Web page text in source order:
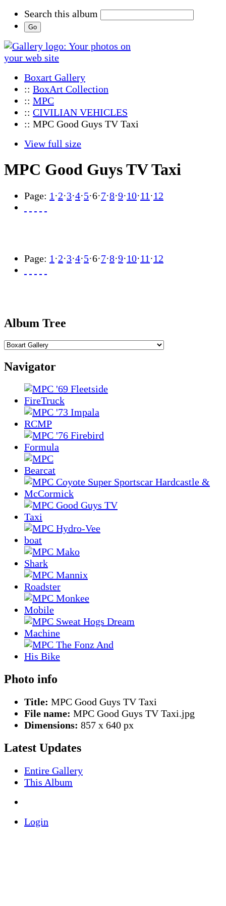
Search this album
Boxart Gallery
:: BoxArt Collection
:: MPC
:: CIVILIAN VEHICLES
:: MPC Good Guys TV Taxi
View full size
MPC Good Guys TV Taxi
Page: 1 ·2·3·4·5·6·7·8·9·10·11 ·12
Page: 1 ·2·3·4·5·6·7·8·9·10·11 ·12
Album Tree
Navigator
Photo info
Title: MPC Good Guys TV Taxi
File name: MPC Good Guys TV Taxi.jpg
Dimensions: 857 x 640 px
Latest Updates
Entire Gallery
This Album
Login